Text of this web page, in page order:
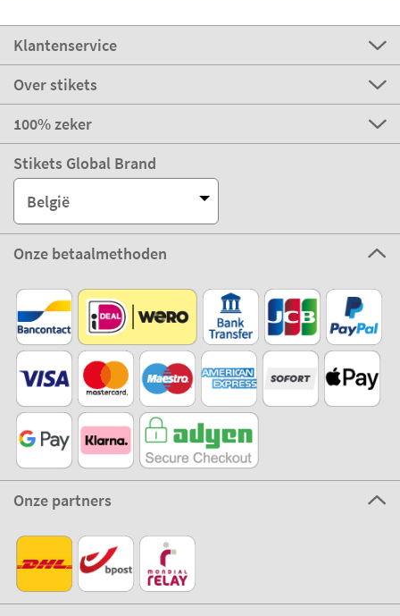
Klantenservice
Over stikets
100% zeker
Stikets Global Brand
België
Onze betaalmethoden
Onze partners